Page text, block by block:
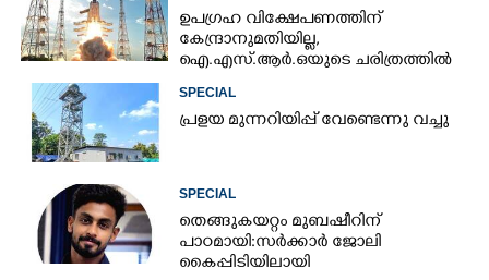
ഉപഗ്രഹ വിക്ഷേപണത്തിന്
കേന്ദ്രാനുമതിയില്ല,​
ഐ.എസ്.ആർ.ഒയുടെ ചരിത്രത്തിൽ
SPECIAL
പ്ര​ളയ മു​ന്ന​റി​യി​പ്പ് ​വേണ്ടെന്നു വച്ചു
SPECIAL
തെങ്ങുകയറ്റം മുബഷീറിന്
പാഠമായി:സർക്കാർ ജോലി
കൈപ്പിടിയിലായി